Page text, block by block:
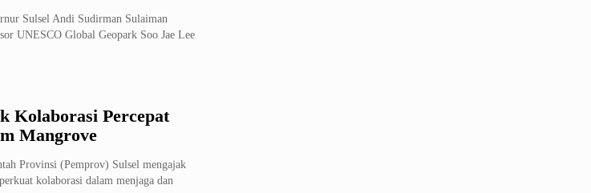
Sulsel Andi Sudirman Sulaiman
UNESCO Global Geopark Soo Jae Lee
Kolaborasi Percepat
Mangrove
Provinsi (Pemprov) Sulsel mengajak
kolaborasi dalam menjaga dan